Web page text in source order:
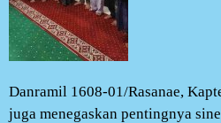
Danramil 1608-01/Rasanae,
juga menegaskan pentingnya